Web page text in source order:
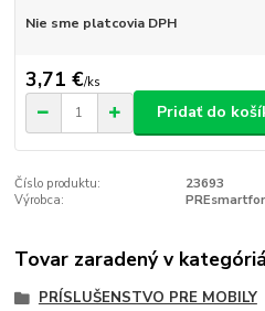
Nie sme platcovia DPH
3,71 €/ks
Pridať do
Číslo produktu:
23693
Výrobca:
Tovar zaradený v
PRÍSLUŠENSTVO PRE MOBILY